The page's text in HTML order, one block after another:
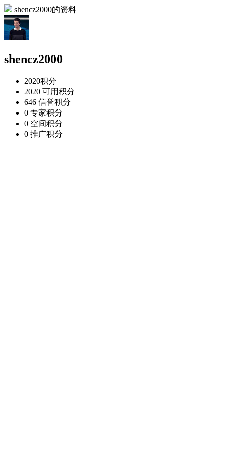
shencz2000的资料
shencz2000
2020积分
2020 可用积分
646 信誉积分
0 专家积分
0 空间积分
0 推广积分